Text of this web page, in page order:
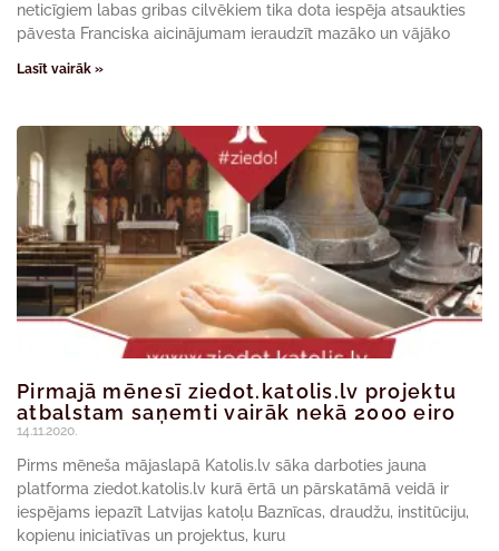
neticīgiem labas gribas cilvēkiem tika dota iespēja atsaukties
pāvesta Franciska aicinājumam ieraudzīt mazāko un vājāko
Lasīt vairāk »
Pirmajā mēnesī ziedot.katolis.lv projektu
atbalstam saņemti vairāk nekā 2000 eiro
14.11.2020.
Pirms mēneša mājaslapā Katolis.lv sāka darboties jauna
platforma ziedot.katolis.lv kurā ērtā un pārskatāmā veidā ir
iespējams iepazīt Latvijas katoļu Baznīcas, draudžu, institūciju,
kopienu iniciatīvas un projektus, kuru